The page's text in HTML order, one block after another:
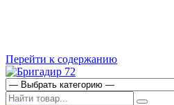
Перейти к содержанию
Магазин строительных материалов